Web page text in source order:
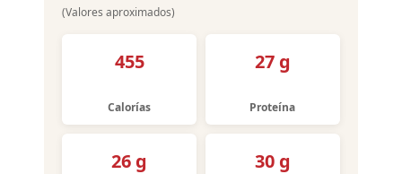
(Valores aproximados)
455
Calorías
27 g
Proteína
26 g 30 g